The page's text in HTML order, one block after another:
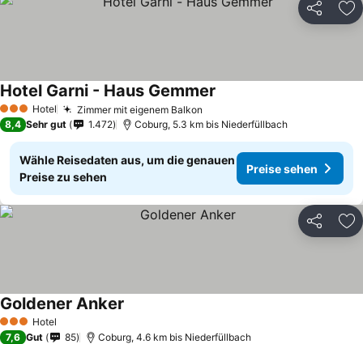
Teilen
3 SterneHotel Zimmer mit eigenem Balkon
Hotel Garni - Haus Gemmer
8,4 Sehr gut 1.472 Coburg, 5.3 km bis Niederfüllbach
Wähle Reisedaten aus, um die genauen
Preise zu sehen
Preise sehen
Teilen
3 SterneHotel
Goldener Anker
7,6 Gut 85 Coburg, 4.6 km bis Niederfüllbach